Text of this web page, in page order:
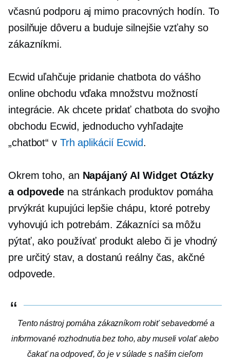
včasnú podporu aj mimo pracovných hodín. To
posilňuje dôveru a buduje silnejšie vzťahy so
zákazníkmi.
Ecwid uľahčuje pridanie chatbota do vášho
online obchodu vďaka množstvu možností
integrácie. Ak chcete pridať chatbota do svojho
obchodu Ecwid, jednoducho vyhľadajte
„chatbot“ v Trh aplikácií Ecwid.
Okrem toho, an Napájaný AI Widget Otázky
a odpovede na stránkach produktov pomáha
prvýkrát kupujúci lepšie chápu, ktoré potreby
vyhovujú ich potrebám. Zákazníci sa môžu
pýtať, ako používať produkt alebo či je vhodný
pre určitý stav, a dostanú reálny čas, akčné
odpovede.
Tento nástroj pomáha zákazníkom robiť sebavedomé a
informované rozhodnutia bez toho, aby museli volať alebo
čakať na odpoveď, čo je v súlade s naším cieľom